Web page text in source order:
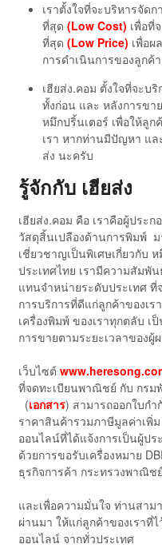
เราตั้งใจที่จะบริหารจัด
ที่สุด (Low Cost) เพื่อที่
ที่สุด (Low Price) เพื่อ
การดำเนินการของลูกค้า
เฮียส่ง.คอม ตั้งใจที่จะบริ
ทั้งก่อน และ หลังการขา
หมึกปริ้นเตอร์ เพื่อให้ลู
เรา หากท่านมีปัญหา แล
ส่ง นะครับ
รู้จักกับ เฮียส่ง
เฮียส่ง.คอม คือ เราคือผู้ประ
วัสดุสิ้นเปลืองด้านการพิมพ์
เชี่ยวชาญเป็นพิเศษเกี่ยวกับ
ประเทศไทย เรามีความสัมพั
แทนจำหน่ายระดับประเทศ
การบริการที่ดีแก่ลูกค้าของเ
เครื่องพิมพ์ ของเราทุกตลับ
การขายตามระยะเวลาของผู้
เว็บไซต์
ที่จดทะเบียนพาณิชย์ กับ กร
(เอกสาร) สามารถออกใบก
ราคาสินค้ารวมภาษีมูลค่าเพิ่
ออนไลน์ที่ได้แจ้งการเป็นผู้ป
ด้วยการขอรับเครื่องหมาย
ธุรกิจการค้า กระทรวงพาณิช
และเพื่อความมั่นใจ ท่านสาม
ผ่านมา ให้แก่ลูกค้าของเราที่
ออนไลน์ จากทั่วประเทศ